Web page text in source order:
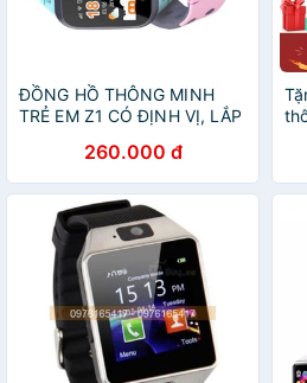
ĐỒNG HỒ THÔNG MINH
TRẺ EM Z1 CÓ ĐỊNH VỊ, LẮP
260.000 đ
,